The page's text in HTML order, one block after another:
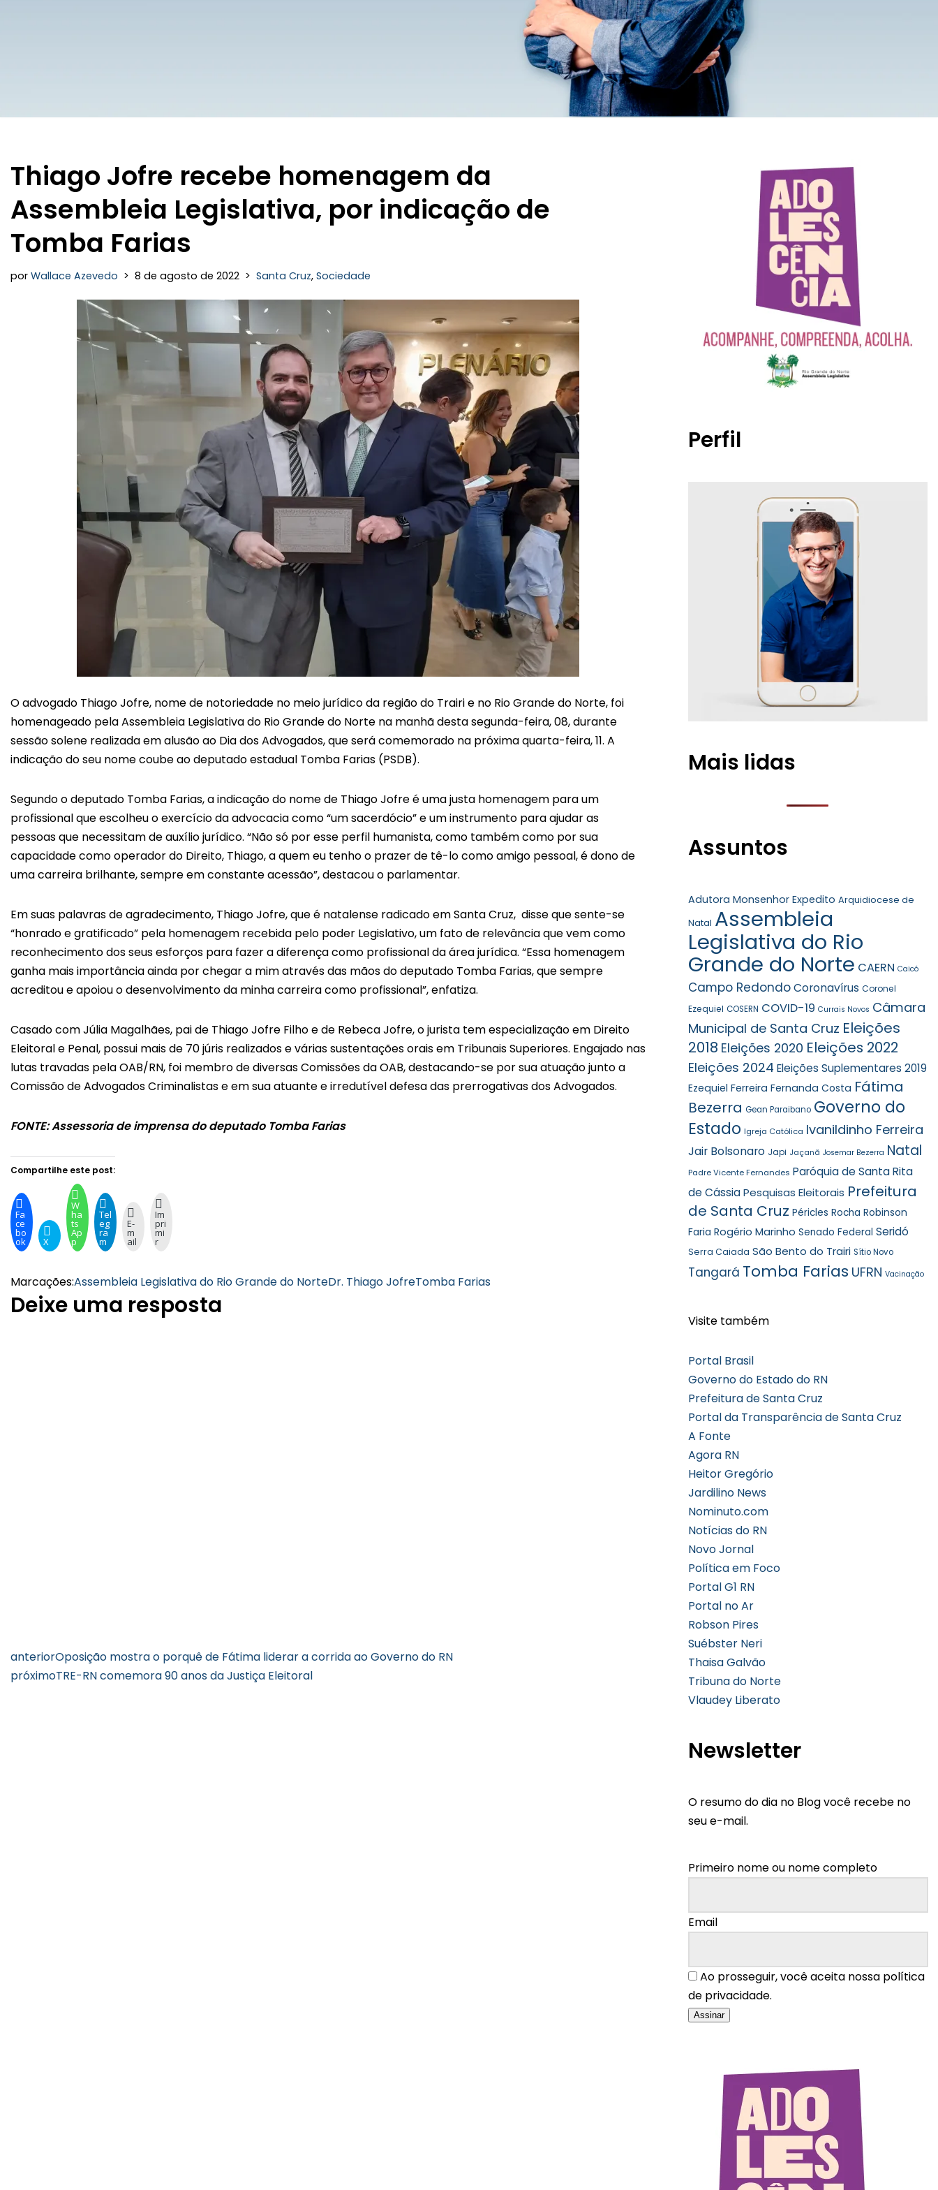
Thiago Jofre recebe homenagem da
Assembleia Legislativa, por indicação de
Tomba Farias
por Wallace Azevedo 8 de agosto de 2022 Santa Cruz, Sociedade
O advogado Thiago Jofre, nome de notoriedade no meio jurídico da região do Trairi e no Rio Grande do Norte, foi
homenageado pela Assembleia Legislativa do Rio Grande do Norte na manhã desta segunda-feira, 08, durante
sessão solene realizada em alusão ao Dia dos Advogados, que será comemorado na próxima quarta-feira, 11. A
indicação do seu nome coube ao deputado estadual Tomba Farias (PSDB).
Segundo o deputado Tomba Farias, a indicação do nome de Thiago Jofre é uma justa homenagem para um
profissional que escolheu o exercício da advocacia como “um sacerdócio” e um instrumento para ajudar as
pessoas que necessitam de auxílio jurídico. “Não só por esse perfil humanista, como também como por sua
capacidade como operador do Direito, Thiago, a quem eu tenho o prazer de tê-lo como amigo pessoal, é dono de
uma carreira brilhante, sempre em constante acessão”, destacou o parlamentar.
Em suas palavras de agradecimento, Thiago Jofre, que é natalense radicado em Santa Cruz, disse que sente-se
“honrado e gratificado” pela homenagem recebida pelo poder Legislativo, um fato de relevância que vem como
reconhecimento dos seus esforços para fazer a diferença como profissional da área jurídica. “Essa homenagem
ganha mais importância ainda por chegar a mim através das mãos do deputado Tomba Farias, que sempre
acreditou e apoiou o desenvolvimento da minha carreira como profissional”, enfatiza.
Casado com Júlia Magalhães, pai de Thiago Jofre Filho e de Rebeca Jofre, o jurista tem especialização em Direito
Eleitoral e Penal, possui mais de 70 júris realizados e várias sustentações orais em Tribunais Superiores. Engajado nas
lutas travadas pela OAB/RN, foi membro de diversas Comissões da OAB, destacando-se por sua atuação junto a
Comissão de Advogados Criminalistas e em sua atuante e irredutível defesa das prerrogativas dos Advogados.
FONTE: Assessoria de imprensa do deputado Tomba Farias
Compartilhe este post:
Fa
ce
bo
ok X
W
ha
ts
Ap
p
Tel
eg
ra
m
E-
m
ail
Im
pri
mi
r
Marcações:Assembleia Legislativa do Rio Grande do NorteDr. Thiago JofreTomba Farias
Deixe uma resposta
anteriorOposição mostra o porquê de Fátima liderar a corrida ao Governo do RN
próximoTRE-RN comemora 90 anos da Justiça Eleitoral
Perfil
Mais lidas
Assuntos
Adutora Monsenhor Expedito Arquidiocese de
Natal Assembleia
Legislativa do Rio
Grande do Norte CAERN Caicó
Campo Redondo Coronavírus Coronel
Ezequiel COSERN COVID-19 Currais Novos Câmara
Municipal de Santa Cruz Eleições
2018 Eleições 2020 Eleições 2022
Eleições 2024 Eleições Suplementares 2019
Ezequiel Ferreira Fernanda Costa Fátima
Bezerra Gean Paraibano Governo do
Estado Igreja Católica Ivanildinho Ferreira
Jair Bolsonaro Japi Jaçanã Josemar Bezerra Natal
Padre Vicente Fernandes Paróquia de Santa Rita
de Cássia Pesquisas Eleitorais Prefeitura
de Santa Cruz Péricles Rocha Robinson
Faria Rogério Marinho Senado Federal Seridó
Serra Caiada São Bento do Trairi Sítio Novo
Tangará Tomba Farias UFRN Vacinação
Visite também
Portal Brasil
Governo do Estado do RN
Prefeitura de Santa Cruz
Portal da Transparência de Santa Cruz
A Fonte
Agora RN
Heitor Gregório
Jardilino News
Nominuto.com
Notícias do RN
Novo Jornal
Política em Foco
Portal G1 RN
Portal no Ar
Robson Pires
Suébster Neri
Thaisa Galvão
Tribuna do Norte
Vlaudey Liberato
Newsletter
O resumo do dia no Blog você recebe no
seu e-mail.
Primeiro nome ou nome completo
Email
Ao prosseguir, você aceita nossa política
de privacidade.